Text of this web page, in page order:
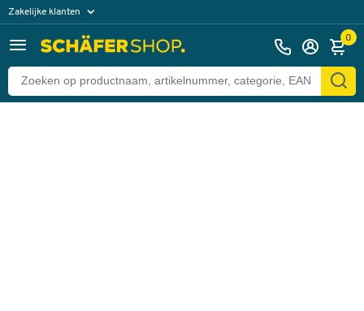
Zakelijke klanten
Particuliere klanten 0
Terug